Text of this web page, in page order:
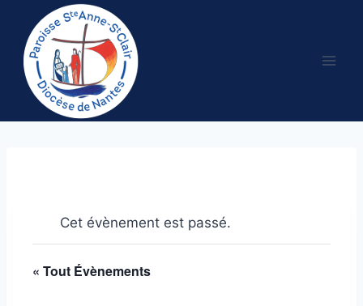
contenu
Cet évènement est passé.
« Tout Évènements